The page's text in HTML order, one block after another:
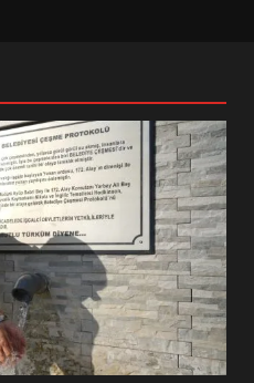
NASIL
MİRASI İÇİN
GEÇİYOR: GÖZLER
TÜRK BAHARATI
ETTİ?